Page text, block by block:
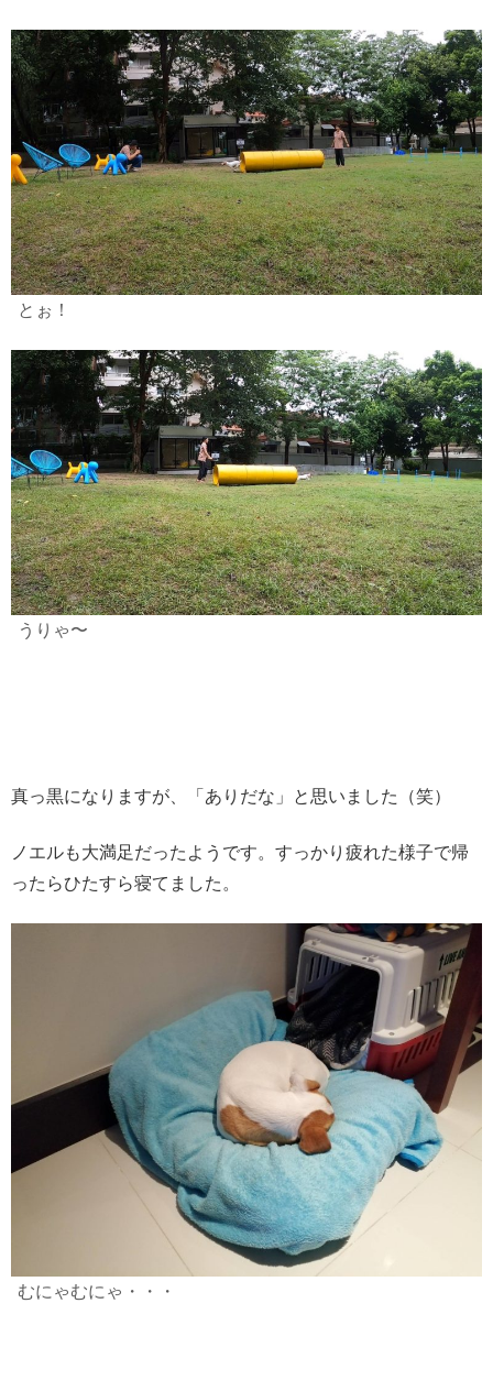
とぉ！
う りゃ〜
真っ黒になりますが、「ありだな」と思いました（笑）
ノエルも大満足だったようです。すっかり疲れた様子で帰
ったらひたすら寝てました。
むにゃむにゃ・・・